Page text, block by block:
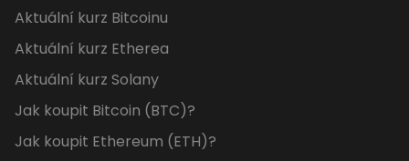
Aktuální kurz Bitcoinu
Aktuální kurz Etherea
Aktuální kurz Solany
Jak koupit Bitcoin (BTC)?
Jak koupit Ethereum (ETH)?